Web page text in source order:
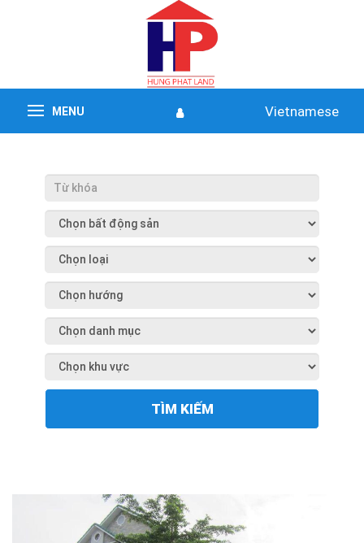
MENU Vietnamese
TÌM KIẾM